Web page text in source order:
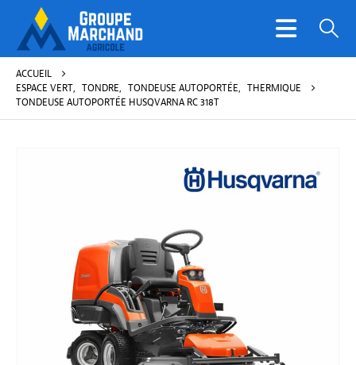
ACCUEIL
ESPACE VERT, TONDRE, TONDEUSE AUTOPORTÉE, THERMIQUE
TONDEUSE AUTOPORTÉE HUSQVARNA RC 318T